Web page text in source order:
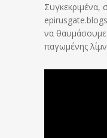
Συγκεκριμένα,
να θαυμάσουμε
παγωμένης